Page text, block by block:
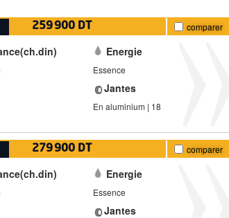
comparer
259 900 DT
Energie
Essence
Jantes
En aluminium | 18
comparer
279 900 DT
Energie
Essence
Jantes